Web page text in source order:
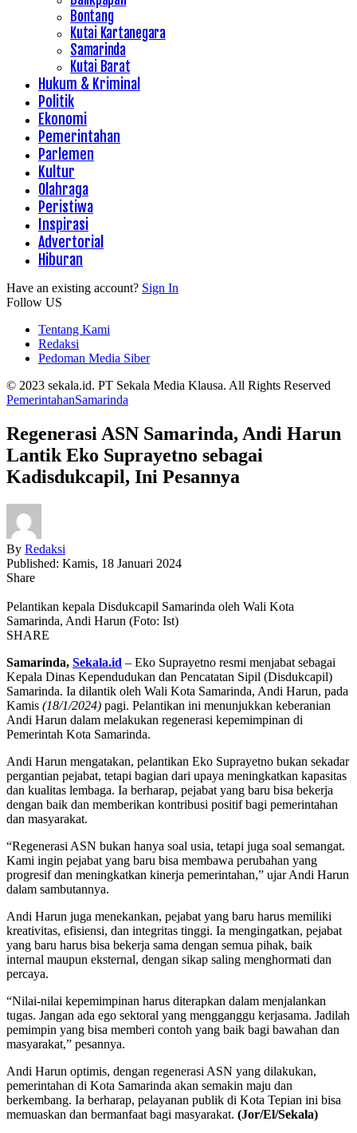
Bontang
Kutai Kartanegara
Samarinda
Kutai Barat
Hukum & Kriminal
Politik
Ekonomi
Pemerintahan
Parlemen
Kultur
Olahraga
Peristiwa
Inspirasi
Advertorial
Hiburan
Have an existing account? Sign In
Follow US
Tentang Kami
Redaksi
Pedoman Media Siber
© 2023 sekala.id. PT Sekala Media Klausa. All Rights Reserved
PemerintahanSamarinda
Regenerasi ASN Samarinda, Andi Harun
Lantik Eko Suprayetno sebagai
Kadisdukcapil, Ini Pesannya
By Redaksi
Published: Kamis, 18 Januari 2024
Share
Pelantikan kepala Disdukcapil Samarinda oleh Wali Kota
Samarinda, Andi Harun (Foto: Ist)
SHARE
Samarinda, Sekala.id – Eko Suprayetno resmi menjabat sebagai
Kepala Dinas Kependudukan dan Pencatatan Sipil (Disdukcapil)
Samarinda. Ia dilantik oleh Wali Kota Samarinda, Andi Harun, pada
Kamis (18/1/2024) pagi. Pelantikan ini menunjukkan keberanian
Andi Harun dalam melakukan regenerasi kepemimpinan di
Pemerintah Kota Samarinda.
Andi Harun mengatakan, pelantikan Eko Suprayetno bukan sekadar
pergantian pejabat, tetapi bagian dari upaya meningkatkan kapasitas
dan kualitas lembaga. Ia berharap, pejabat yang baru bisa bekerja
dengan baik dan memberikan kontribusi positif bagi pemerintahan
dan masyarakat.
“Regenerasi ASN bukan hanya soal usia, tetapi juga soal semangat.
Kami ingin pejabat yang baru bisa membawa perubahan yang
progresif dan meningkatkan kinerja pemerintahan,” ujar Andi Harun
dalam sambutannya.
Andi Harun juga menekankan, pejabat yang baru harus memiliki
kreativitas, efisiensi, dan integritas tinggi. Ia mengingatkan, pejabat
yang baru harus bisa bekerja sama dengan semua pihak, baik
internal maupun eksternal, dengan sikap saling menghormati dan
percaya.
“Nilai-nilai kepemimpinan harus diterapkan dalam menjalankan
tugas. Jangan ada ego sektoral yang mengganggu kerjasama. Jadilah
pemimpin yang bisa memberi contoh yang baik bagi bawahan dan
masyarakat,” pesannya.
Andi Harun optimis, dengan regenerasi ASN yang dilakukan,
pemerintahan di Kota Samarinda akan semakin maju dan
berkembang. Ia berharap, pelayanan publik di Kota Tepian ini bisa
memuaskan dan bermanfaat bagi masyarakat. (Jor/El/Sekala)